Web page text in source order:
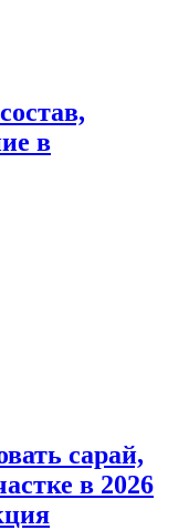
в
сарай,
в 2026